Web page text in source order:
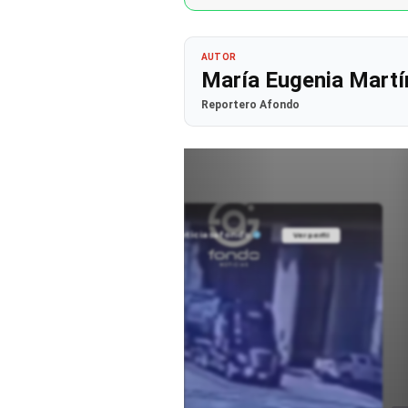
AUTOR
María Eugenia
Reportero Afondo
Ver perfil
@noticiasafondo Ver perfil